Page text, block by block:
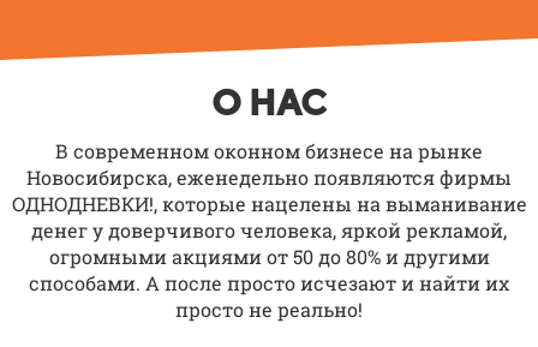
О НАС
В современном оконном бизнесе на рынке
Новосибирска, еженедельно появляются фирмы
ОДНОДНЕВКИ!, которые нацелены на выманивание
денег у доверчивого человека, яркой рекламой,
огромными акциями от 50 до 80% и другими
способами. А после просто исчезают и найти их
просто не реально!